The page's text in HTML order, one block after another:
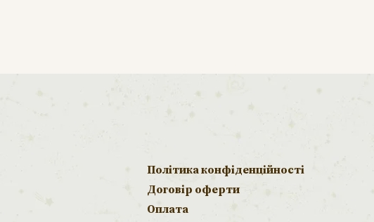
Політика конфіденційності
Договір оферти
Оплата